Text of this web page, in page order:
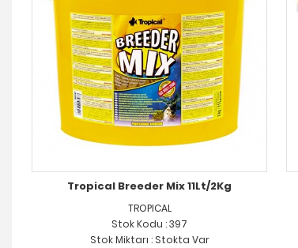
Tropical Breeder Mix 11Lt/2Kg
TROPICAL
Stok Kodu : 397
Stok Miktarı : Stokta Var